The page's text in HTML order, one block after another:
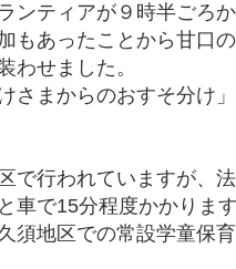
ンティアが９時半ごろ
もあったことから甘口
わせました。
さまからのおすそ分け
で行われていますが、
車で15分程度かかりま
須地区での常設学童保